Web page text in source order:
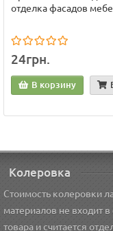
отделка фасадов
24грн.
В корзину
Колеровка
Стоимость колеровки
материалов не входит в
товара и считается